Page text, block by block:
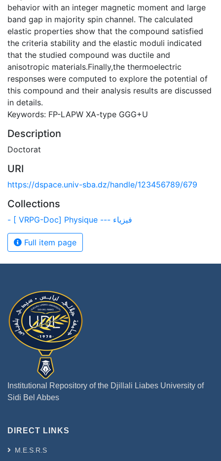
behavior with an integer magnetic moment and large
band gap in majority spin channel. The calculated
elastic properties show that the compound satisfied
the criteria stability and the elastic moduli indicated
that the studied compound was ductile and
anisotropic materials.Finally,the thermoelectric
responses were computed to explore the potential of
this compound and their analysis results are discussed
in details.
Keywords: FP-LAPW XA-type GGG+U
Description
Doctorat
URI
https://dspace.univ-sba.dz/handle/123456789/679
Collections
- [ VRPG-Doc] Physique --- فيزياء
Full item page
Institutional Repository of the Djillali Liabes University of
Sidi Bel Abbes
DIRECT LINKS
M.E.S.R.S